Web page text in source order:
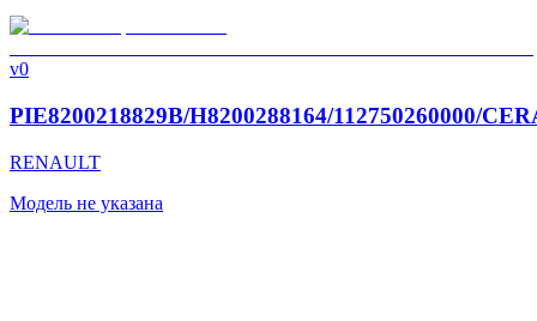
v0
PIE8200218829B/H8200288164/112750260000/
RENAULT
Модель не указана